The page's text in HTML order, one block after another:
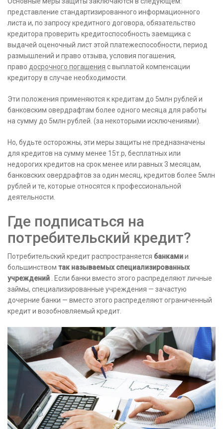
представление стандартизированного информационного
листа и, по запросу кредитного договора, обязательство
кредитора проверить кредитоспособность заемщика с
выдачей оценочный лист этой платежеспособности, период
размышлений и право отзыва, условия погашения,
право досрочного погашения с выплатой компенсации
кредитору в случае необходимости.
Эти положения применяются к кредитам до 5млн рублей и
банковским овердрафтам более одного месяца для работы
на сумму до 5млн рублей. (за некоторыми исключениями).
Но, будьте осторожны, эти меры защиты не предназначены
для кредитов на сумму менее 15т.р, бесплатных или
недорогих кредитов на срок менее или равных 3 месяцам,
банковских овердрафтов за один месяц, кредитов более 5млн
рублей и те, которые относятся к профессиональной
деятельности.
Где подписаться на
потребительский кредит?
Потребительский кредит распространяется банкамии
большинством так называемых специализированных
учреждений . Если банки вместо этого распределяют личные
займы, специализированные учреждения — зачастую
дочерние банки — вместо этого распределяют ограниченный
кредит и возобновляемый кредит.